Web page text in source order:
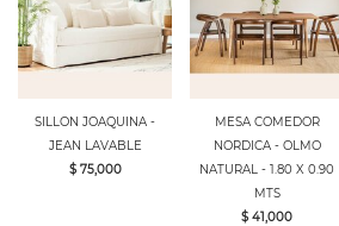
SILLON JOAQUINA -
JEAN LAVABLE
$ 75,000
MESA COMEDOR
NORDICA - OLMO
NATURAL - 1.80 X 0.90
MTS
$ 41,000